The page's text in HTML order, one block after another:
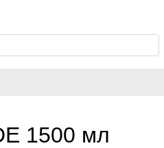
1500 мл